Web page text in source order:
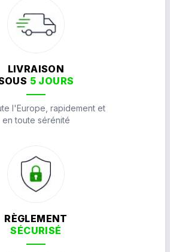
LIVRAISON
5 JOURS
l'Europe, rapidement et
en toute sérénité
RÈGLEMENT
SÉCURISÉ